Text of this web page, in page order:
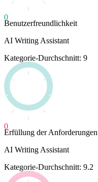
0
Benutzerfreundlichkeit
AI Writing Assistant
Kategorie-Durchschnitt: 9
0
Erfüllung der Anforderungen
AI Writing Assistant
Kategorie-Durchschnitt: 9.2